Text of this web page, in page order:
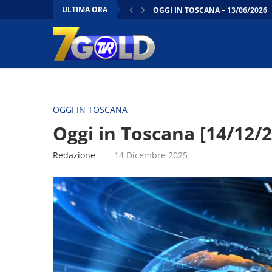
ULTIMA ORA
OGGI IN TOSCANA – 13/06/2026
OGGI IN TOSCANA
Oggi in Toscana [14/12/
Redazione 14 Dicembre 2025
Video
Player